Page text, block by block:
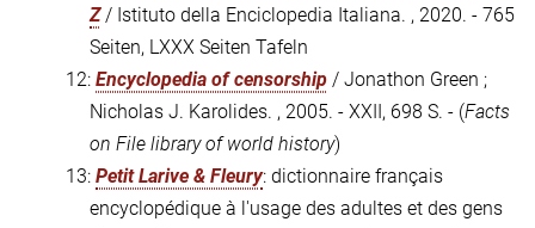
Z/ Istituto della Enciclopedia Italiana. , 2020. - 765
Seiten, LXXX Seiten Tafeln
12: Encyclopedia of censorship / Jonathon Green ;
Nicholas J. Karolides. , 2005. - XXII, 698 S. - (Facts
on File library of world history)
13: Petit Larive & Fleury: dictionnaire français
encyclopédique à l'usage des adultes et des gens